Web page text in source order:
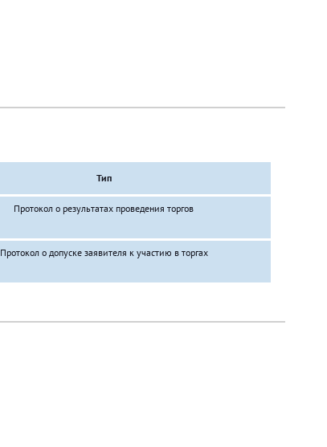
Тип
Протокол о результатах проведения торгов
Протокол о допуске заявителя к участию в торгах